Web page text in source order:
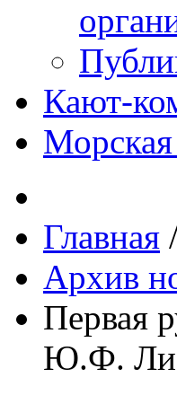
Кают-
Главная
Архив
Первая
Ю.Ф.